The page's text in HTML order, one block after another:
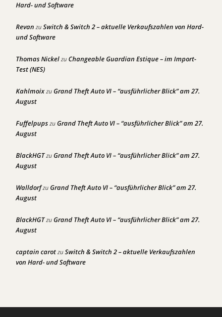
Hard- und Software
Revan zuSwitch & Switch 2 – aktuelle Verkaufszahlen von Hard-
und Software
Thomas NickelzuChangeable Guardian Estique – im Import-
Test (NES)
KahlmoixzuGrand Theft Auto VI – “ausführlicher Blick” am 27.
August
FuffelpupszuGrand Theft Auto VI – “ausführlicher Blick” am 27.
August
BlackHGTzuGrand Theft Auto VI – “ausführlicher Blick” am 27.
August
WalldorfzuGrand Theft Auto VI – “ausführlicher Blick” am 27.
August
BlackHGTzuGrand Theft Auto VI – “ausführlicher Blick” am 27.
August
captain carotzuSwitch & Switch 2 – aktuelle Verkaufszahlen
von Hard- und Software